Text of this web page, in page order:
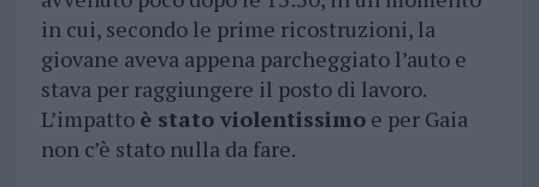
in cui, secondo le prime ricostruzioni, la
giovane aveva appena parcheggiato l’auto e
stava per raggiungere il posto di lavoro.
L’impatto è stato violentissimoe per Gaia
non c’è stato nulla da fare.